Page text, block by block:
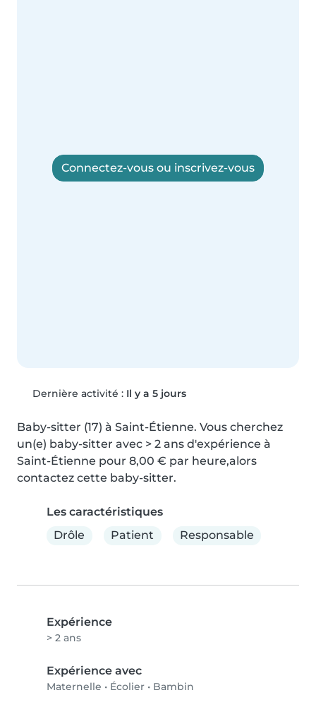
Connectez-vous ou inscrivez-vous
Dernière activité : Il y a 5 jours
Baby-sitter (17) à Saint-Étienne. Vous cherchez
un(e) baby-sitter avec > 2 ans d'expérience à
Saint-Étienne pour 8,00 € par heure,alors
contactez cette baby-sitter.
Les caractéristiques
Drôle
Patient Responsable
Expérience
> 2 ans
Expérience avec
Maternelle • Écolier • Bambin